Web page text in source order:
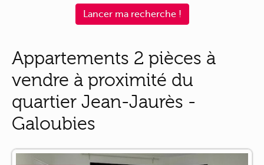
Lancer ma recherche !
Appartements 2 pièces à
vendre à proximité du
quartier Jean-Jaurès -
Galoubies